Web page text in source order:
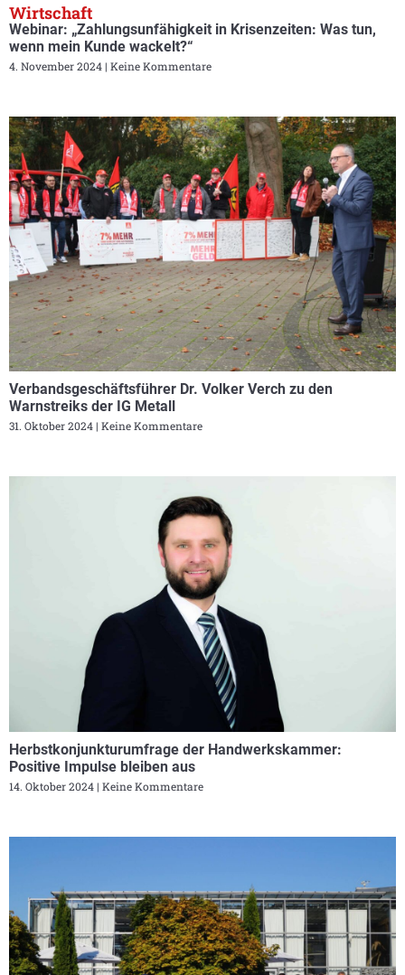
Wirtschaft
Webinar: „Zahlungsunfähigkeit in Krisenzeiten: Was tun,
wenn mein Kunde wackelt?“
4. November 2024 Keine Kommentare
Verbandsgeschäftsführer Dr. Volker Verch zu den
Warnstreiks der IG Metall
31. Oktober 2024 Keine Kommentare
Herbstkonjunkturumfrage der Handwerkskammer:
Positive Impulse bleiben aus
14. Oktober 2024 Keine Kommentare